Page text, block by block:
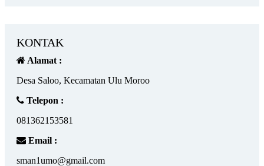
KONTAK
Alamat :
Desa Saloo, Kecamatan Ulu Moroo
Telepon :
081362153581
Email :
sman1umo@gmail.com